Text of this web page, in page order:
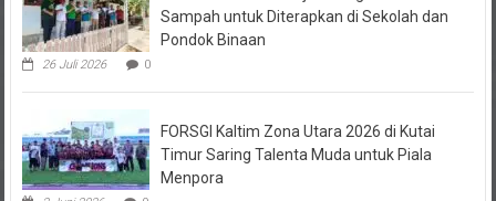
Pondok Binaan
26 Juli 2026 0
Timur Saring Talenta Muda untuk Piala
Menpora
2 Juni 2026 0